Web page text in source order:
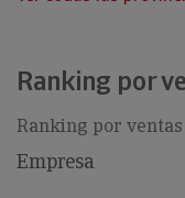
Ranking por
Ranking por ventas
Empresa